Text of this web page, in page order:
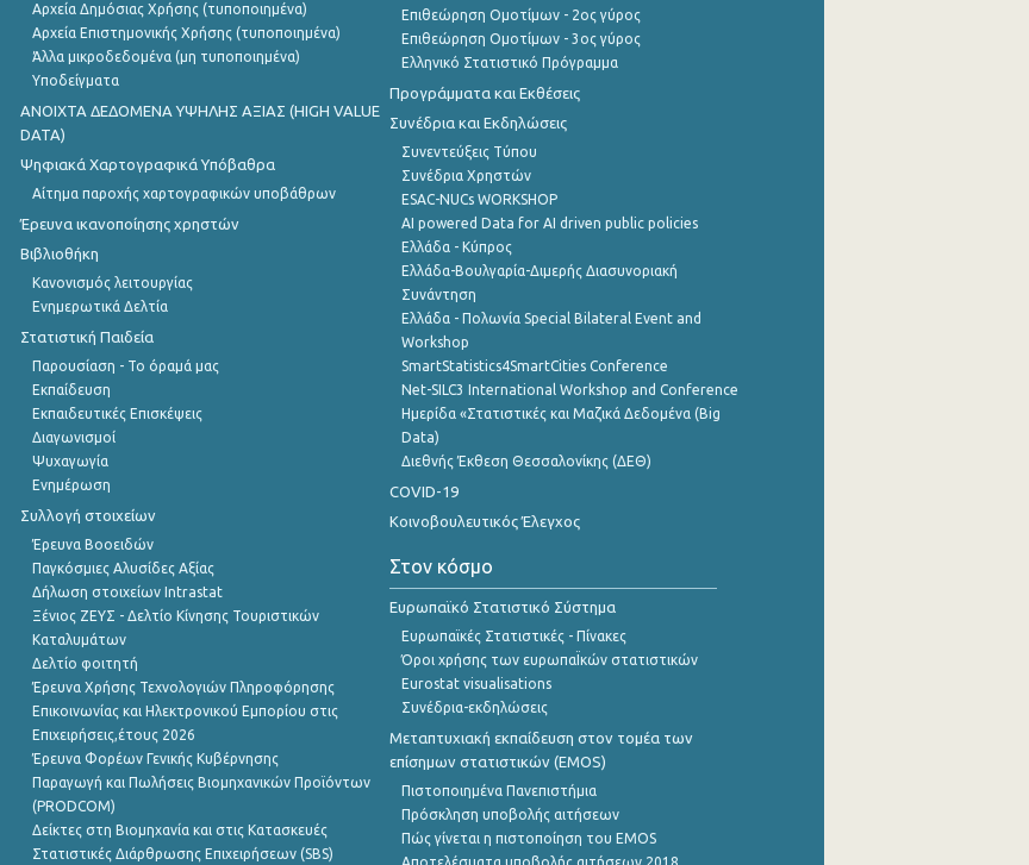
Αρχεία Δημόσιας Χρήσης (τυποποιημένα)
Αρχεία Επιστημονικής Χρήσης (τυποποιημένα)
Άλλα μικροδεδομένα (μη τυποποιημένα)
Υποδείγματα
ANOIXTA ΔΕΔΟΜΕΝΑ ΥΨΗΛΗΣ ΑΞΙΑΣ (HIGH VALUE
DATA)
Ψηφιακά Χαρτογραφικά Υπόβαθρα
Αίτημα παροχής χαρτογραφικών υποβάθρων
Έρευνα ικανοποίησης χρηστών
Βιβλιοθήκη
Κανονισμός λειτουργίας
Ενημερωτικά Δελτία
Στατιστική Παιδεία
Παρουσίαση - Το όραμά μας
Εκπαίδευση
Εκπαιδευτικές Επισκέψεις
Διαγωνισμοί
Ψυχαγωγία
Ενημέρωση
Συλλογή στοιχείων
Έρευνα Βοοειδών
Παγκόσμιες Αλυσίδες Αξίας
Δήλωση στοιχείων Intrastat
Ξένιος ΖΕΥΣ - Δελτίο Κίνησης Τουριστικών
Καταλυμάτων
Δελτίο φοιτητή
Έρευνα Χρήσης Τεχνολογιών Πληροφόρησης
Επικοινωνίας και Ηλεκτρονικού Εμπορίου στις
Επιχειρήσεις,έτους 2026
Έρευνα Φορέων Γενικής Κυβέρνησης
Παραγωγή και Πωλήσεις Βιομηχανικών Προϊόντων
(PRODCOM)
Δείκτες στη Βιομηχανία και στις Κατασκευές
Στατιστικές Διάρθρωσης Επιχειρήσεων (SBS)
Επιθεώρηση Ομοτίμων - 2ος γύρος
Επιθεώρηση Ομοτίμων - 3ος γύρος
Ελληνικό Στατιστικό Πρόγραμμα
Προγράμματα και Εκθέσεις
Συνέδρια και Εκδηλώσεις
Συνεντεύξεις Τύπου
Συνέδρια Χρηστών
ESAC-NUCs WORKSHOP
AI powered Data for AI driven public policies
Ελλάδα - Κύπρος
Ελλάδα-Βουλγαρία-Διμερής Διασυνοριακή
Συνάντηση
Ελλάδα - Πολωνία Special Bilateral Event and
Workshop
SmartStatistics4SmartCities Conference
Net-SILC3 International Workshop and Conference
Ημερίδα «Στατιστικές και Μαζικά Δεδομένα (Big
Data)
Διεθνής Έκθεση Θεσσαλονίκης (ΔΕΘ)
COVID-19
Κοινοβουλευτικός Έλεγχος
Στον κόσμο
Ευρωπαϊκό Στατιστικό Σύστημα
Ευρωπαϊκές Στατιστικές - Πίνακες
Όροι χρήσης των ευρωπαΪκών στατιστικών
Eurostat visualisations
Συνέδρια-εκδηλώσεις
Μεταπτυχιακή εκπαίδευση στον τομέα των
επίσημων στατιστικών (EMOS)
Πιστοποιημένα Πανεπιστήμια
Πρόσκληση υποβολής αιτήσεων
Πώς γίνεται η πιστοποίηση του EMOS